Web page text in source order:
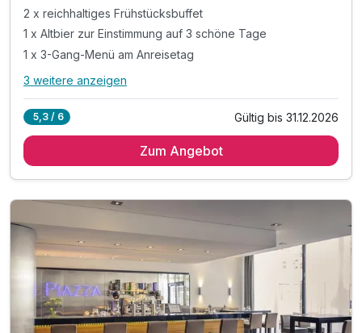
2 x reichhaltiges Frühstücksbuffet
1 x Altbier zur Einstimmung auf 3 schöne Tage
1 x 3-Gang-Menü am Anreisetag
Alle Inklusivleistungen
2 x reichhaltiges Frühstücksbuffet
inkl. Nutzung des Parkplatzes in der Tiefgarage
inkl. Stadtplan
WLAN im Hotel
3 weitere anzeigen
5,3 / 6 Gültig bis 31.12.2026
Zum Angebot